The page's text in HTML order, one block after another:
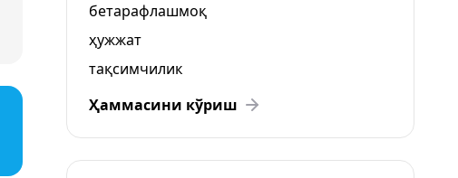
бетарафлашмоқ
ҳужжат
тақсимчилик
Ҳаммасини кўриш